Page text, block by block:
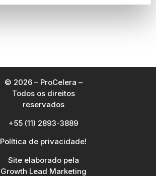
© 2026 – ProCelera –
Todos os direitos
reservados
+55 (11) 2893-3889
Política de privacidade!
Site elaborado pela
Growth Lead Marketing